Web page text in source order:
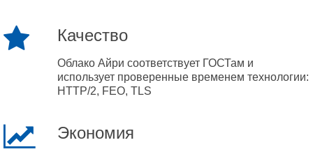
Качество
Облако Айри соответствует ГОСТам и
использует проверенные временем технологии:
HTTP/2, FEO, TLS
Экономия